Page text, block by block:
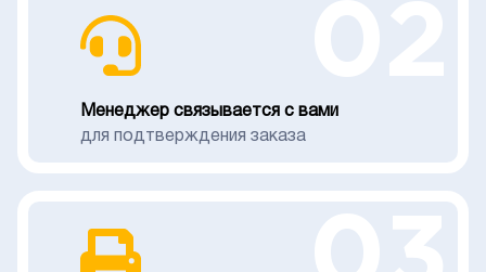
Менеджер связывается с вами
для подтверждения заказа